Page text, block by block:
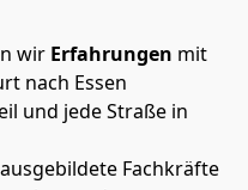
wir Erfahrungen mit
nach Essen
und jede Straße in
Fachkräfte